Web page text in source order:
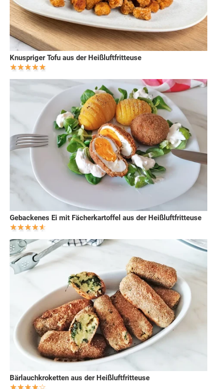
Knuspriger Tofu aus der Heißluftfritteuse
Gebackenes Ei mit Fächerkartoffel aus der Heißluftfritteuse
Bärlauchkroketten aus der Heißluftfritteuse